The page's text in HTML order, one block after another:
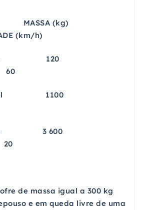
(kg)
(km/h)
120
1100
3 600
de massa igual a 300 kg
e em queda livre de uma